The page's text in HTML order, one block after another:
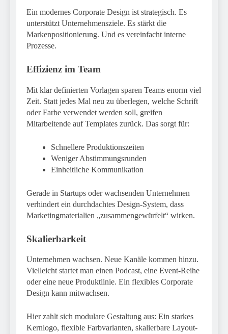
Ein modernes Corporate Design ist strategisch. Es
unterstützt Unternehmensziele. Es stärkt die
Markenpositionierung. Und es vereinfacht interne
Prozesse.
Effizienz im Team
Mit klar definierten Vorlagen sparen Teams enorm viel
Zeit. Statt jedes Mal neu zu überlegen, welche Schrift
oder Farbe verwendet werden soll, greifen
Mitarbeitende auf Templates zurück. Das sorgt für:
Schnellere Produktionszeiten
Weniger Abstimmungsrunden
Einheitliche Kommunikation
Gerade in Startups oder wachsenden Unternehmen
verhindert ein durchdachtes Design-System, dass
Marketingmaterialien „zusammengewürfelt“ wirken.
Skalierbarkeit
Unternehmen wachsen. Neue Kanäle kommen hinzu.
Vielleicht startet man einen Podcast, eine Event-Reihe
oder eine neue Produktlinie. Ein flexibles Corporate
Design kann mitwachsen.
Hier zahlt sich modulare Gestaltung aus: Ein starkes
Kernlogo, flexible Farbvarianten, skalierbare Layout-